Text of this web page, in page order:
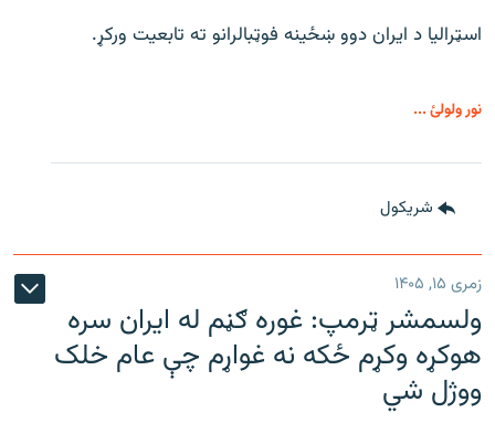
اسټرالیا د ایران دوو ښځینه فوټبالرانو ته تابعیت ورکړ.
نور ولولئ ...
شريکول
زمری ۱۵, ۱۴۰۵
ولسمشر ټرمپ: غوره ګڼم له ایران سره
هوکړه وکړم ځکه نه غواړم چې عام خلک
ووژل شي